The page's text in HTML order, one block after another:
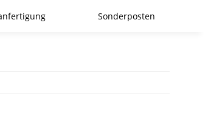
Sonderposten